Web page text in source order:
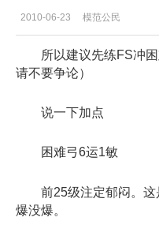
2010-06-23 模范公民
所以建议先练FS冲困
请不要争论）
说一下加点
困难弓6运1敏
前25级注定郁闷。这
爆没爆。